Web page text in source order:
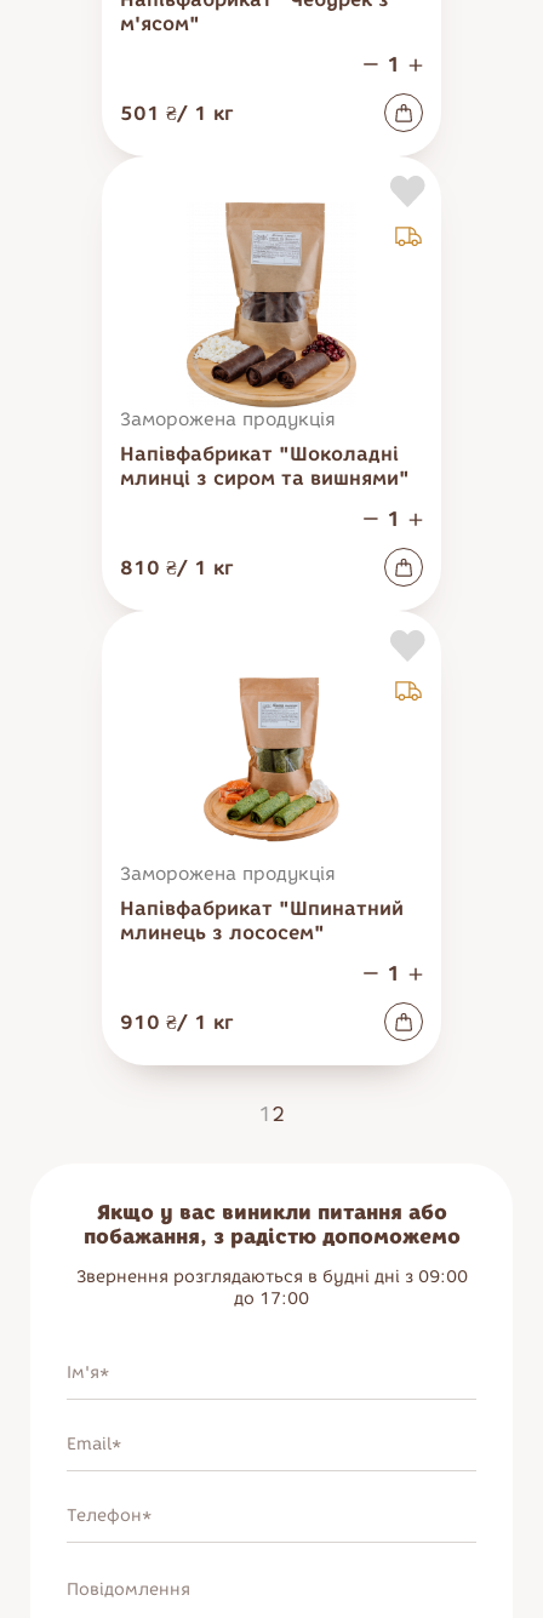
м'ясом"
501 ₴/ 1 кг
Заморожена продукція
Напівфабрикат "Шоколадні
млинці з сиром та вишнями"
810 ₴/ 1 кг
Заморожена продукція
Напівфабрикат "Шпинатний
млинець з лососем"
910 ₴/ 1 кг
1 2
Якщо у вас виникли питання або
побажання, з радістю допоможемо
Звернення розглядаються в будні дні з 09:00
до 17:00
Нагадати пароль
Увійти